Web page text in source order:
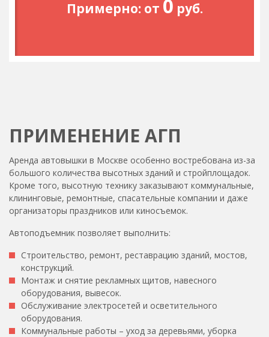
Примерно: от 0 руб.
ПРИМЕНЕНИЕ АГП
Аренда автовышки в Москве особенно востребована из-за
большого количества высотных зданий и стройплощадок.
Кроме того, высотную технику заказывают коммунальные,
клининговые, ремонтные, спасательные компании и даже
организаторы праздников или киносъемок.
Автоподъемник позволяет выполнить:
Строительство, ремонт, реставрацию зданий, мостов,
конструкций.
Монтаж и снятие рекламных щитов, навесного
оборудования, вывесок.
Обслуживание электросетей и осветительного
оборудования.
Коммунальные работы – уход за деревьями, уборка